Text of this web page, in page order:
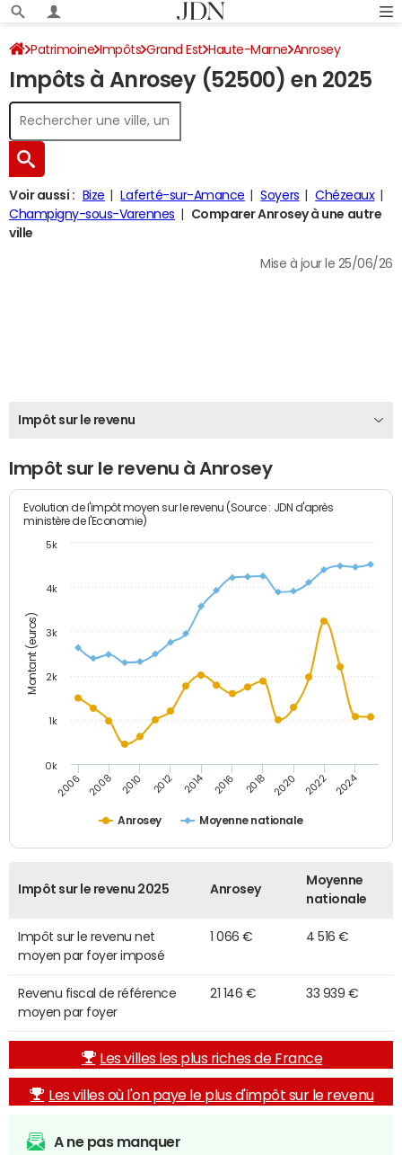
Patrimoine Impôts Grand Est Haute-Marne Anrosey
Impôt sur le revenu
Impôts à Anrosey (52500) en 2025
Voir aussi : Bize Laferté-sur-Amance Soyers
Chézeaux
Champigny-sous-Varennes
Comparer Anrosey à une autre
ville
Mise à jour le 25/06/26
Impôt sur le revenu
Impôt sur le revenu à Anrosey
Montant (euros)
Evolution de l'impôt moyen sur le revenu (Source : JDN d'après
ministère de l'Economie)
Anrosey Moyenne nationale
2006 2008 2010 2012 2014 2016 2018 2020 2022 2024
0k
1k
2k
3k
4k
5k
Impôt sur le revenu 2025 Anrosey
Moyenne
nationale
Impôt sur le revenu net
moyen par foyer imposé
1 066 € 4 516 €
Revenu fiscal de référence
moyen par foyer
21 146 € 33 939 €
Les villes les plus riches de France
Les villes où l'on paye le plus d'impôt sur le revenu
A ne pas manquer